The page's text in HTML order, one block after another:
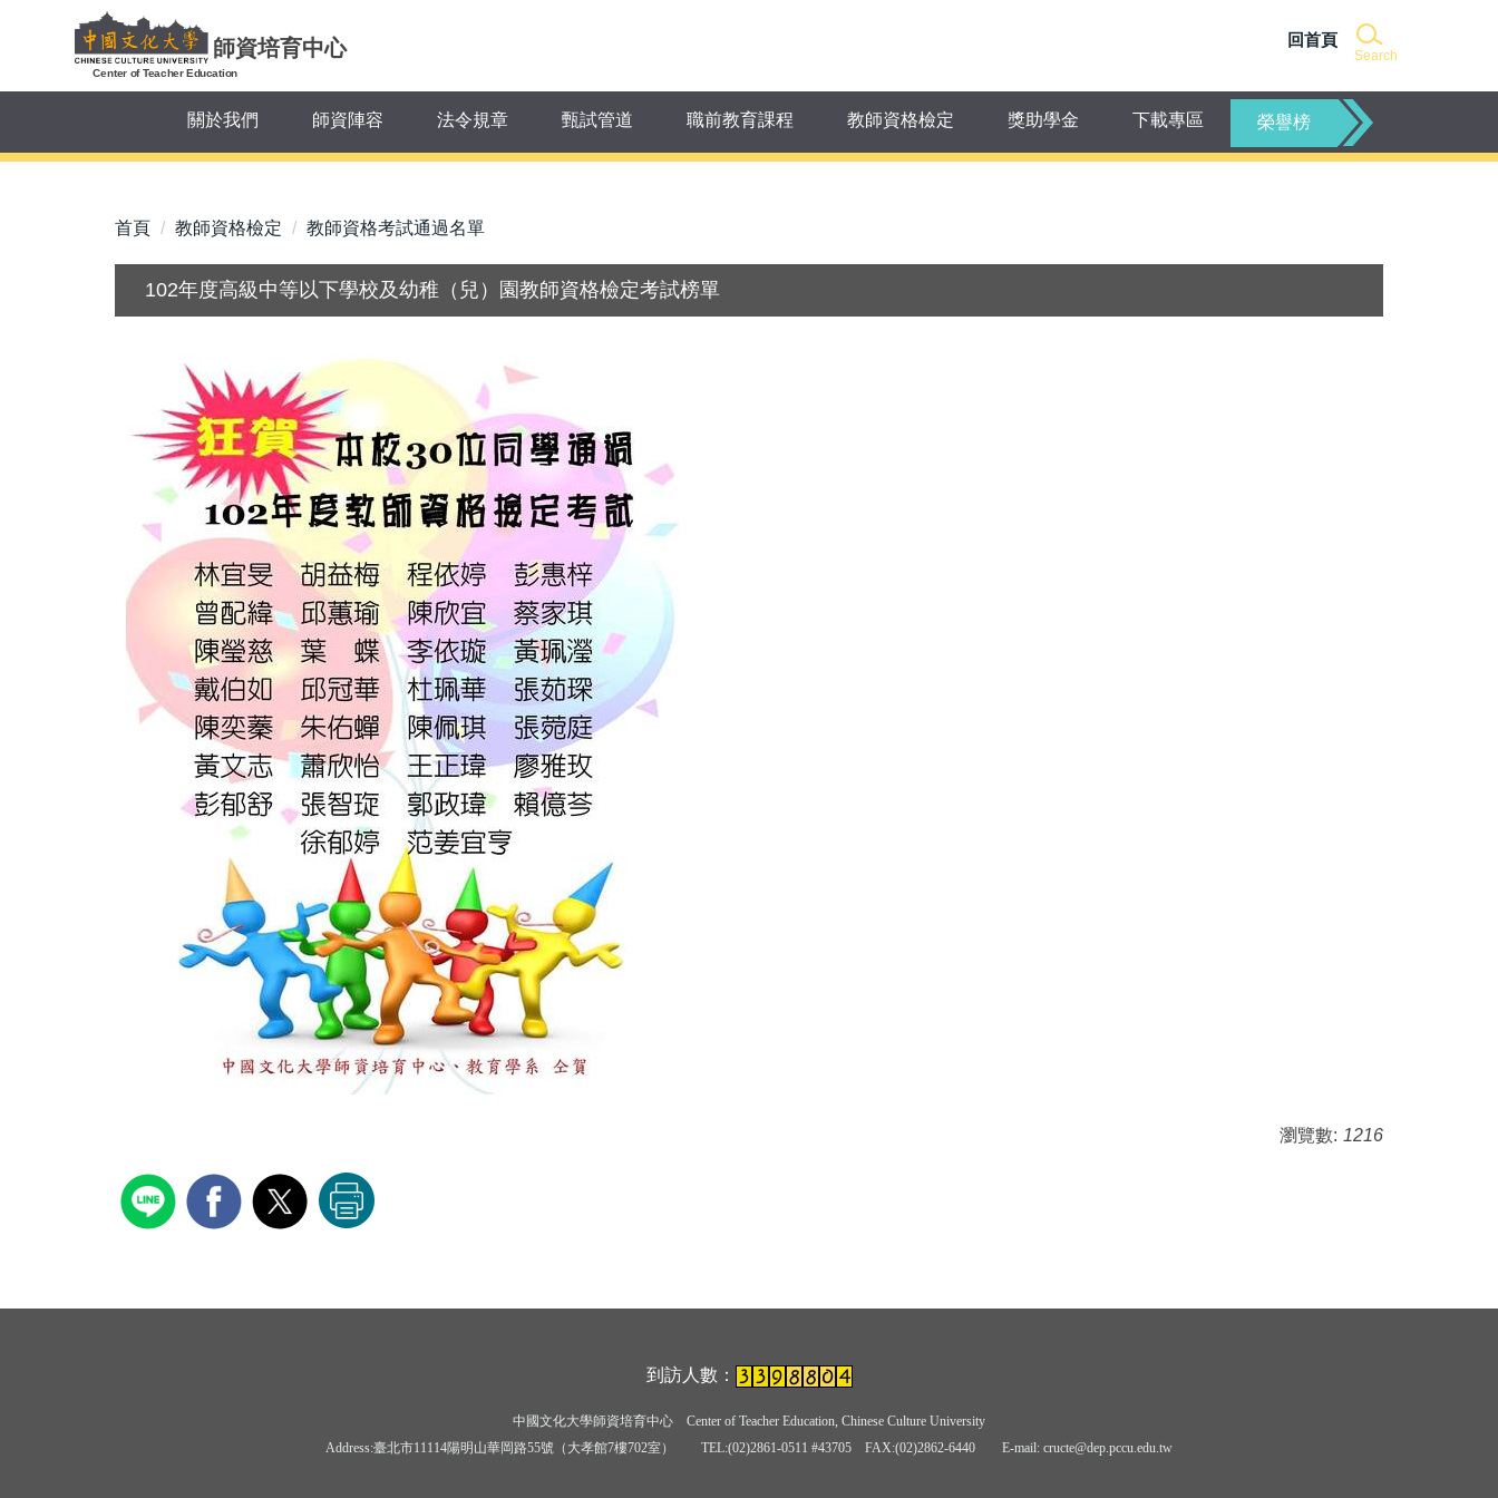
要
容
師資培育中心
Center of Teacher Education
回首頁
Search
關於我們 師資陣容 法令規章 甄試管道 職前教育課程 教師資格檢定 獎助學金 下載專區 榮譽榜
首頁 教師資格檢定 教師資格考試通過名單
102年度高級中等以下學校及幼稚（兒）園教師資格檢定考試榜單
瀏覽數: 1216
到訪人數：
中國文化大學師資培育中心 Center of Teacher Education, Chinese Culture University
Address:臺北市11114陽明山華岡路55號（大孝館7樓702室） TEL:(02)2861-0511 #43705 FAX:(02)2862-6440 E-mail: cructe@dep.pccu.edu.tw